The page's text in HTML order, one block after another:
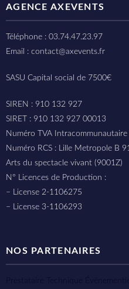
AGENCE AXEVENTS
Téléphone : 03.74.47.23.97
Email : contact@axevents.fr
SASU Capital social de 7500€
SIREN : 910 132 927
SIRET : 910 132 927 00013
Numéro TVA
Numéro RCS : Lille Metropole B
Arts du spectacle vivant (9001Z)
N° Licences de Production :
– License 2-1106275
– License 3-1106293
NOS PARTENAIRES